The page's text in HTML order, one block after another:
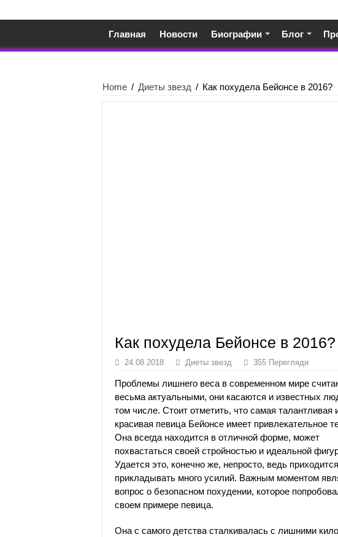
Главная Новости Биографии Блог
Home / Диеты звезд / Как похудела Бейонсе в 2016?
Как похудела Бейонсе в 2016?
24.08.2018 Диеты звезд 355 Перегляди
Проблемы лишнего веса в современном мире
весьма актуальными, они касаются и известных
том числе. Стоит отметить, что самая талантливая
красивая певица Бейонсе имеет привлекательное
Она всегда находится в отличной форме, может
похвастаться своей стройностью и идеальной
Удается это, конечно же, непросто, ведь приходится
прикладывать много усилий. Важным моментом
вопрос о безопасном похудении, которое
своем примере певица.
Она с самого детства сталкивалась с лишними